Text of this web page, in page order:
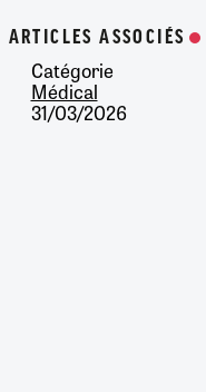
ARTICLES ASSOCIÉS
Catégorie
Médical
31/03/2026